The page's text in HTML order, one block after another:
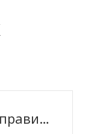
China Coal Group отправила новую подвесную горную одинарную гидравлическую опору в Шаньси и Внутреннюю Монголию